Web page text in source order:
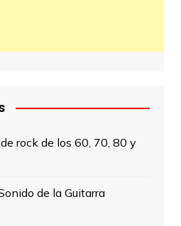
rock de los 60, 70, 80 y
de la Guitarra